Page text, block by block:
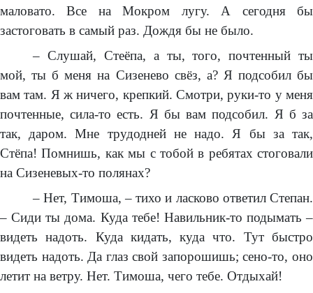
маловато. Все на Мокром лугу. А сегодня бы
застоговать в самый раз. Дождя бы не было.
– Слушай, Стеёпа, а ты, того, почтенный ты
мой, ты б меня на Сизенево свёз, а? Я подсобил бы
вам там. Я ж ничего, крепкий. Смотри, руки-то у меня
почтенные, сила-то есть. Я бы вам подсобил. Я б за
так, даром. Мне трудодней не надо. Я бы за так,
Стёпа! Помнишь, как мы с тобой в ребятах стоговали
на Сизеневых-то полянах?
– Нет, Тимоша, – тихо и ласково ответил Степан.
– Сиди ты дома. Куда тебе! Навильник-то подымать –
видеть надоть. Куда кидать, куда что. Тут быстро
видеть надоть. Да глаз свой запорошишь; сено-то, оно
летит на ветру. Нет. Тимоша, чего тебе. Отдыхай!